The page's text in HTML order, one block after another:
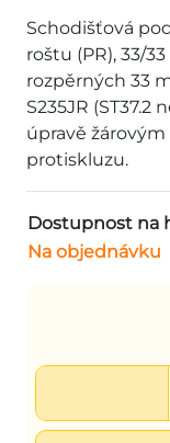
Schodišťová
roštu (PR), 33/
rozpěrných 33
S235JR (ST37.2
úpravě žárovým
protiskluzu.
Dostupnost na
Na objednávku